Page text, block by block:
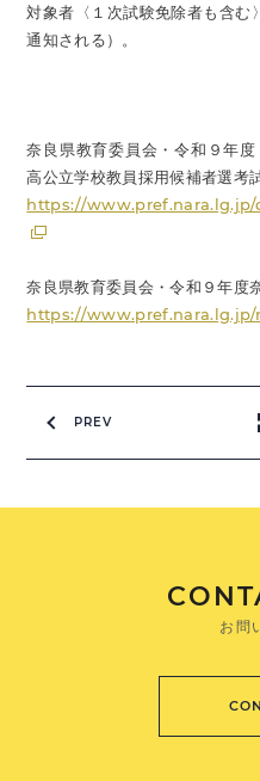
対象者〈１次試験免除者も含む
通知される）。
奈良県教育委員会・令和９年
高公立学校教員採用候補者選考
https://www.pref.nara.lg.jp/
奈良県教育委員会・令和９年度
https://www.pref.nara.lg.jp/
PREV
お問